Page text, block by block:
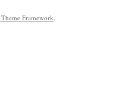
Framework.